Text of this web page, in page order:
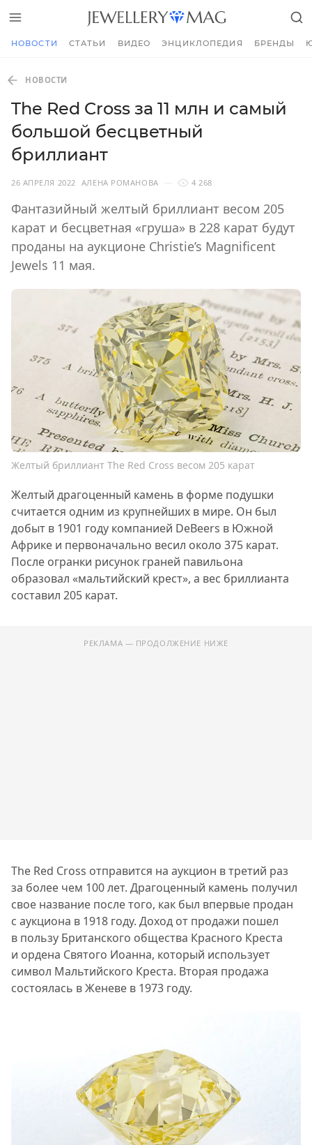
НОВОСТИ СТАТЬИ ВИДЕО ЭНЦИКЛОПЕДИЯ БРЕНДЫ
НОВОСТИ
The Red Cross за 11 млн и самый
большой бесцветный
бриллиант
26 АПРЕЛЯ 2022 АЛЕНА РОМАНОВА 4 268
Фантазийный желтый бриллиант весом 205
карат и бесцветная «груша» в 228 карат будут
проданы на аукционе Christie’s Magnificent
Jewels 11 мая.
Желтый бриллиант The Red Cross весом 205 карат
Желтый драгоценный камень в форме подушки
считается одним из крупнейших в мире. Он был
добыт в 1901 году компанией DeBeers в Южной
Африке и первоначально весил около 375 карат.
После огранки рисунок граней павильона
образовал «мальтийский крест», а вес бриллианта
составил 205 карат.
РЕКЛАМА — ПРОДОЛЖЕНИЕ НИЖЕ
The Red Cross отправится на аукцион в третий раз
за более чем 100 лет. Драгоценный камень получил
свое название после того, как был впервые продан
с аукциона в 1918 году. Доход от продажи пошел
в пользу Британского общества Красного Креста
и ордена Святого Иоанна, который использует
символ Мальтийского Креста. Вторая продажа
состоялась в Женеве в 1973 году.